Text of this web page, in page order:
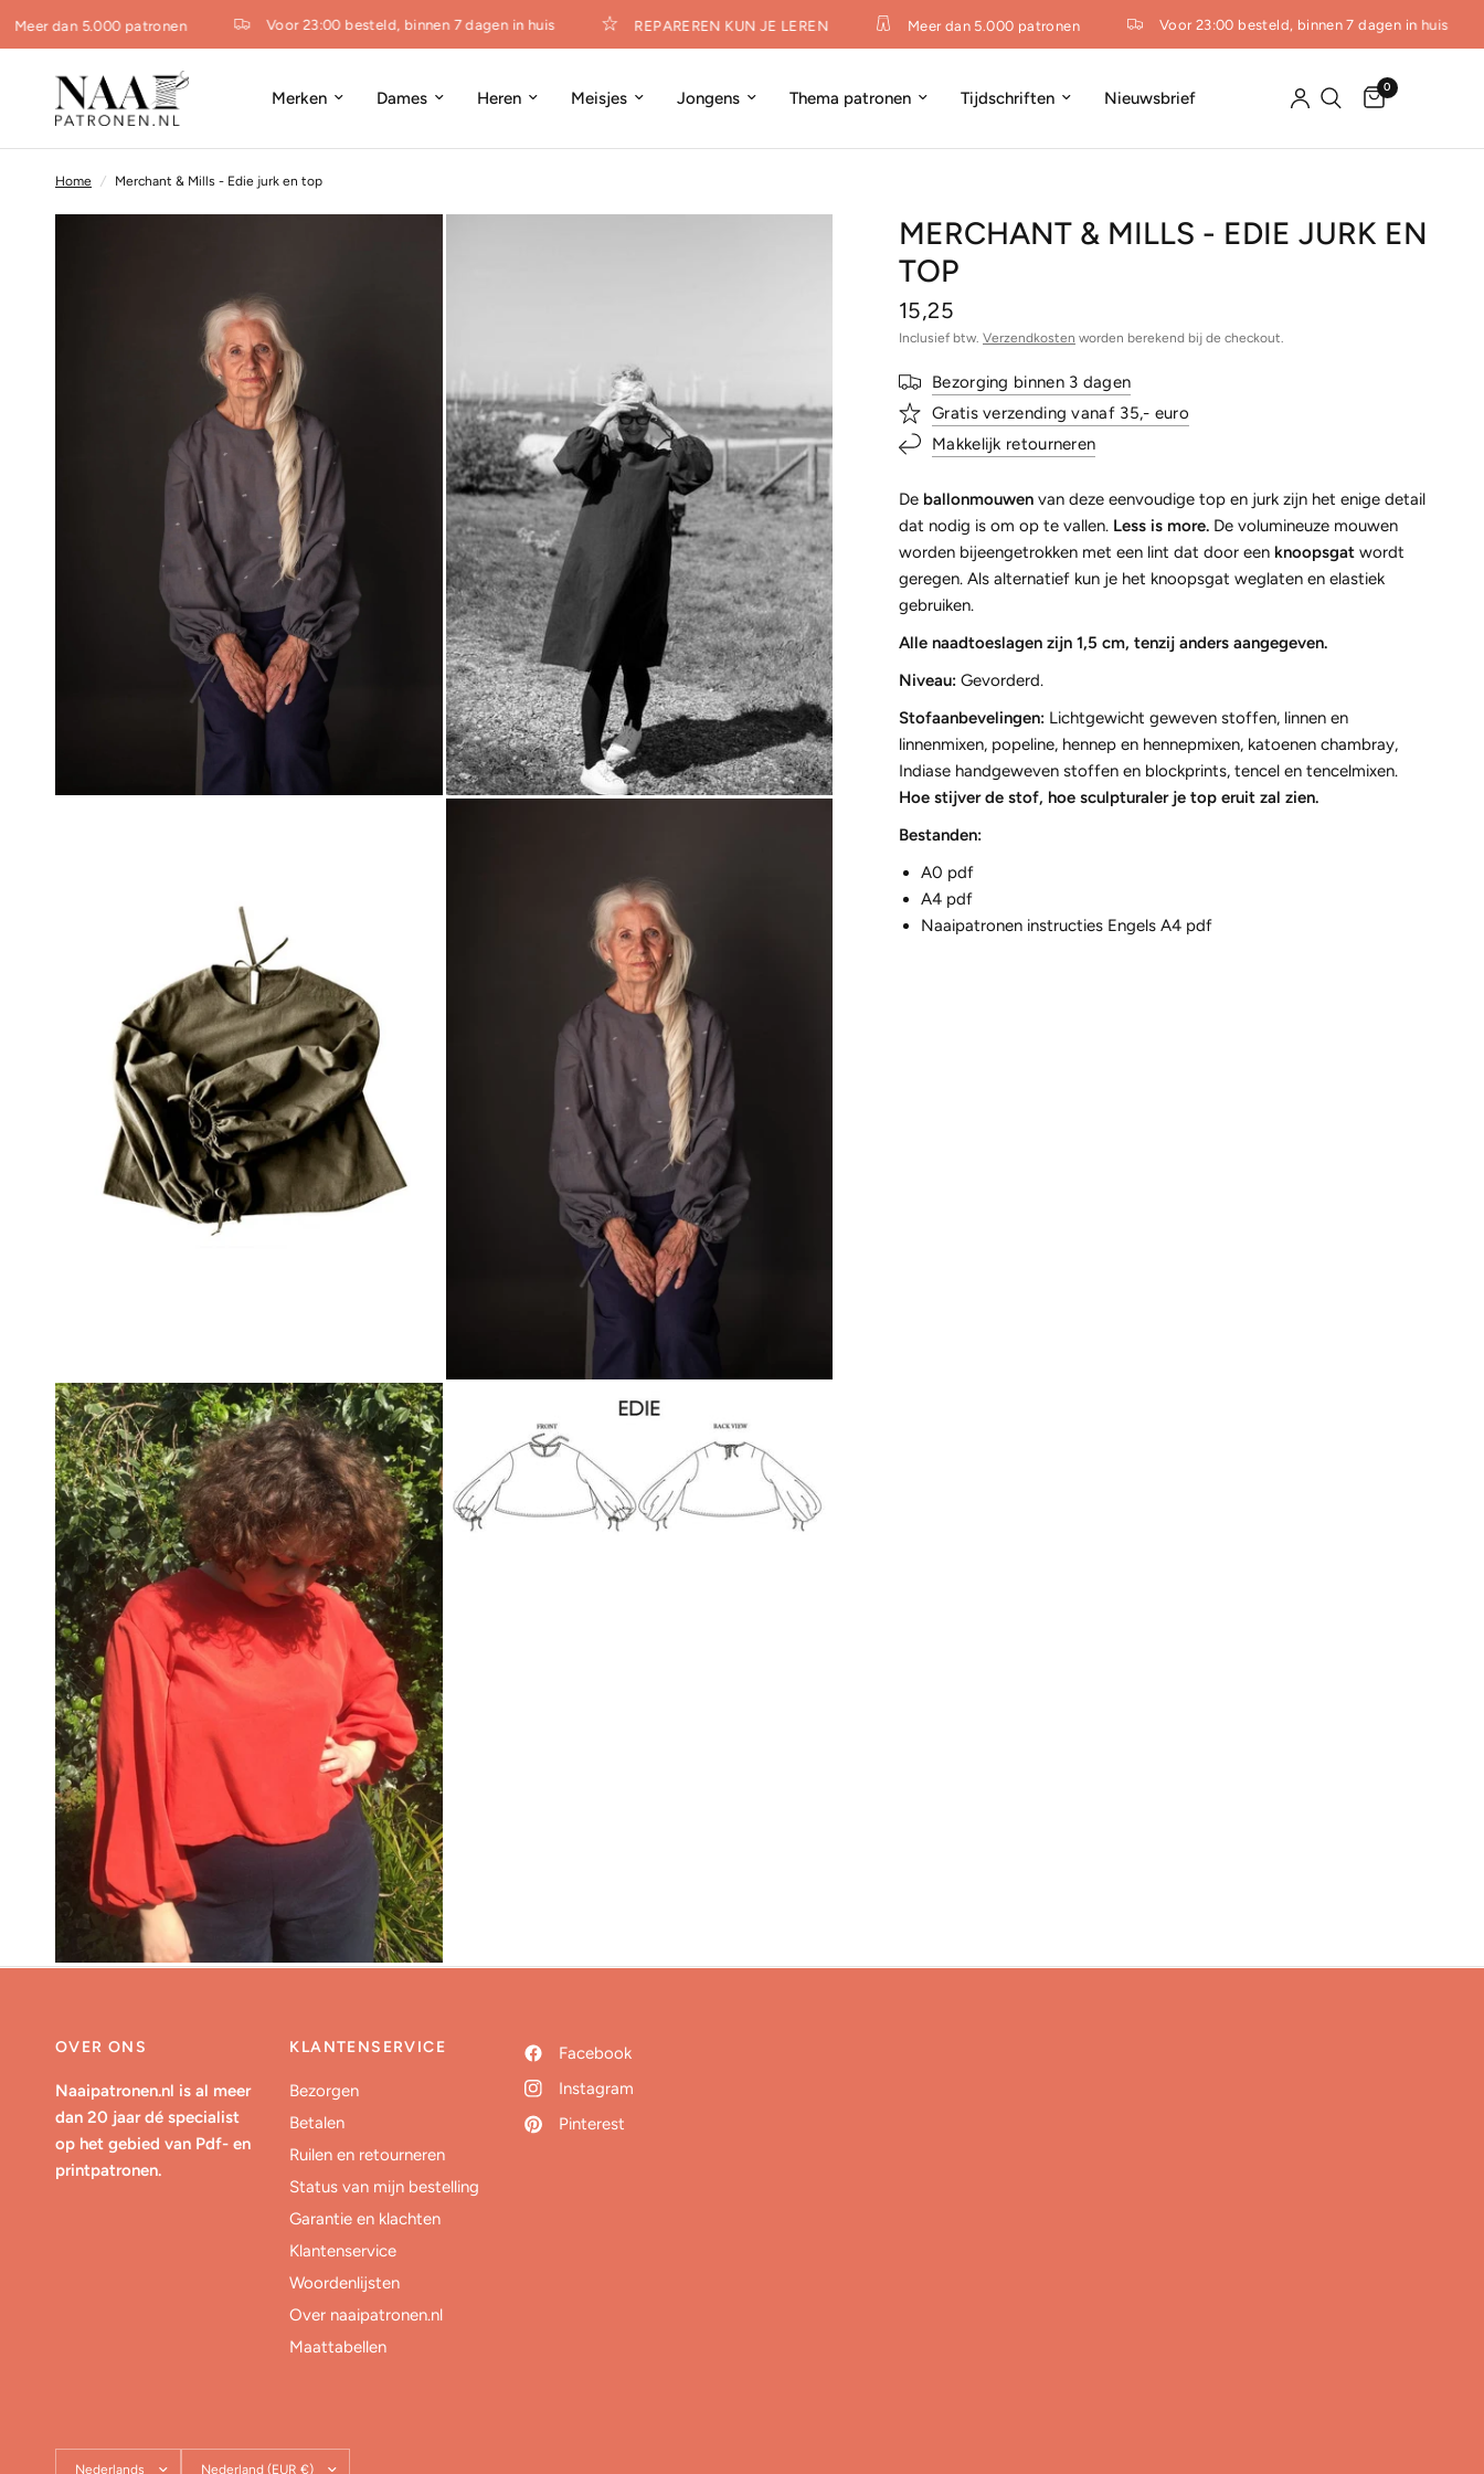
Meer dan 5.000 patronen Voor 23:00 besteld, binnen 7 dagen in huis REPAREREN KUN JE LEREN Meer dan 5.000 patronen Voor 23:00 besteld, binnen 7 dagen in huis
Merken Dames Heren Meisjes Jongens Thema patronen Tijdschriften Nieuwsbrief
0
Home / Merchant & Mills - Edie jurk en top
MERCHANT & MILLS - EDIE JURK EN
TOP
15,25
Inclusief btw. Verzendkosten worden berekend bij de checkout.
Bezorging binnen 3 dagen
Gratis verzending vanaf 35,- euro
Makkelijk retourneren
De ballonmouwen van deze eenvoudige top en jurk zijn het enige detail
dat nodig is om op te vallen. Less is more. De volumineuze mouwen
worden bijeengetrokken met een lint dat door een knoopsgat wordt
geregen. Als alternatief kun je het knoopsgat weglaten en elastiek
gebruiken.
Alle naadtoeslagen zijn 1,5 cm, tenzij anders aangegeven.
Niveau: Gevorderd.
Stofaanbevelingen: Lichtgewicht geweven stoffen, linnen en
linnenmixen, popeline, hennep en hennepmixen, katoenen chambray,
Indiase handgeweven stoffen en blockprints, tencel en tencelmixen.
Hoe stijver de stof, hoe sculpturaler je top eruit zal zien.
Bestanden:
A0 pdf
A4 pdf
Naaipatronen instructies Engels A4 pdf
OVER ONS
Naaipatronen.nl is al meer
dan 20 jaar dé specialist
op het gebied van Pdf- en
printpatronen.
KLANTENSERVICE
Bezorgen
Betalen
Ruilen en retourneren
Status van mijn bestelling
Garantie en klachten
Klantenservice
Woordenlijsten
Over naaipatronen.nl
Maattabellen
Facebook
Instagram
Pinterest